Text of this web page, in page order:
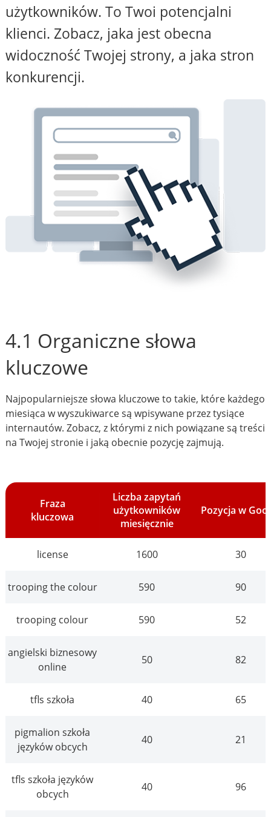
użytkowników. To Twoi potencjalni
klienci. Zobacz, jaka jest obecna
widoczność Twojej strony, a jaka stron
konkurencji.
4.1 Organiczne słowa
kluczowe
Najpopularniejsze słowa kluczowe to takie, które każdego
miesiąca w wyszukiwarce są wpisywane przez tysiące
internautów. Zobacz, z którymi z nich powiązane są treści
na Twojej stronie i jaką obecnie pozycję zajmują.
Fraza
kluczowa
Liczba zapytań
użytkowników
miesięcznie
Pozycja w
license 1600 30
trooping the colour 590 90
trooping colour 590 52
angielski biznesowy
online
50 82
tfls szkoła 40 65
pigmalion szkoła
języków obcych
40 21
tfls szkoła języków
obcych
40 96